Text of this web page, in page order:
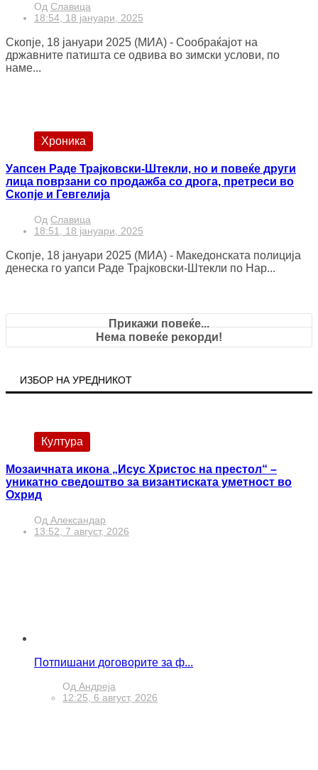
Од Славица
18:54, 18 јануари, 2025
Скопје, 18 јануари 2025 (МИА) - Сообраќајот на
државните патишта се одвива во зимски услови, по
наме...
Хроника
Уапсен Раде Трајковски-Штекли, но и повеќе други
лица поврзани со продажба со дрога, претреси во
Скопје и Гевгелија
Од Славица
18:51, 18 јануари, 2025
Скопје, 18 јануари 2025 (МИА) - Македонската полиција
денеска го уапси Раде Трајковски-Штекли по Нар...
Прикажи повеќе...
Нема повеќе рекорди!
ИЗБОР НА УРЕДНИКОТ
Култура
Мозаичната икона „Исус Христос на престол“ –
уникатно сведоштво за византиската уметност во
Охрид
Од Александар
13:52, 7 август, 2026
Потпишани договорите за ф...
Од Андреја
12:25, 6 август, 2026